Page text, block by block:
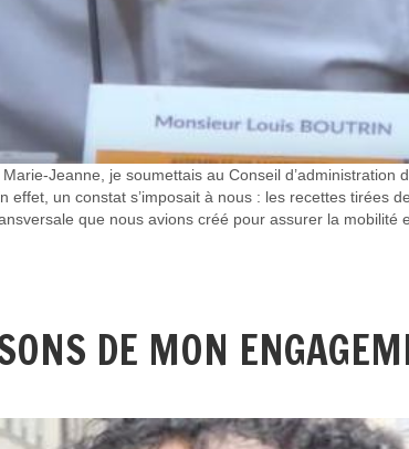
Jeanne, je soumettais au Conseil d’administration
un constat s’imposait à nous : les recettes tirées
que nous avions créé pour assurer la
DE MON